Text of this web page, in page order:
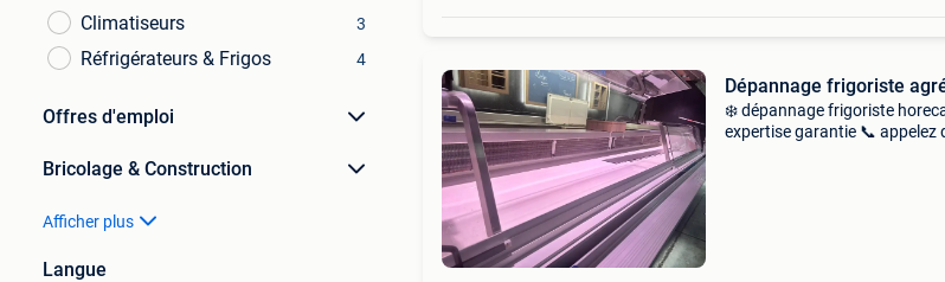
Climatiseurs
3
Réfrigérateurs & Frigos 4
Offres d'emploi
Bricolage & Construction
Afficher plus
Langue
Dépannage frigoriste
❄️ dépannage frigoriste
expertise garantie 📞 appelez